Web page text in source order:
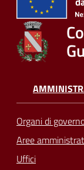
Organi di
Aree
Uffici